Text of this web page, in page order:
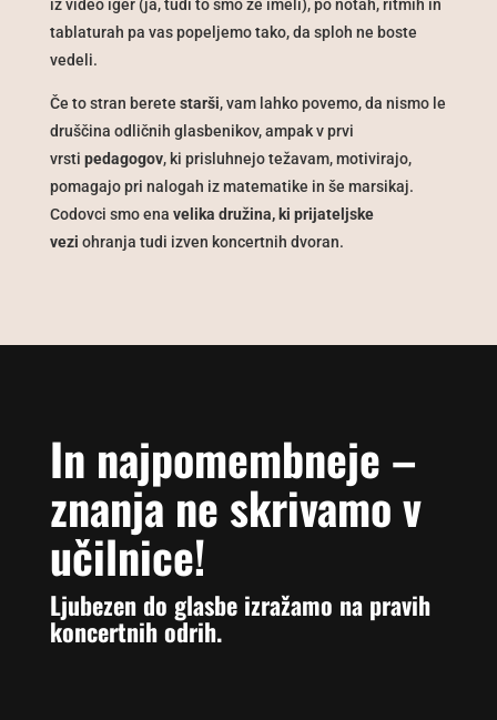
iz video iger (ja, tudi to smo že imeli), po notah, ritmih in
tablaturah pa vas popeljemo tako, da sploh ne boste
vedeli.
Če to stran berete starši, vam lahko povemo, da nismo le
druščina odličnih glasbenikov, ampak v prvi
vrsti pedagogov, ki prisluhnejo težavam, motivirajo,
pomagajo pri nalogah iz matematike in še marsikaj.
Codovci smo ena velika družina, ki prijateljske
vezi ohranja tudi izven koncertnih dvoran.
In najpomembneje –
znanja ne skrivamo v
učilnice!
Ljubezen do glasbe izražamo na pravih
koncertnih odrih.